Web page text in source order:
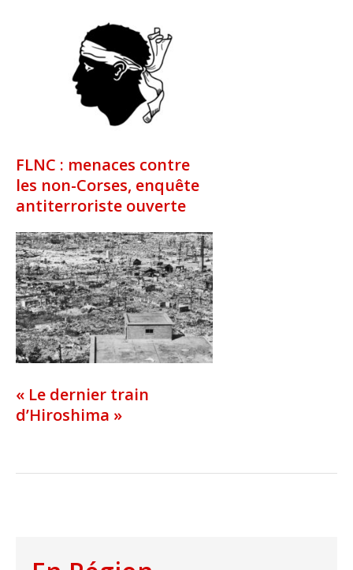
FLNC : menaces contre
les non-Corses, enquête
antiterroriste ouverte
« Le dernier train
d’Hiroshima »